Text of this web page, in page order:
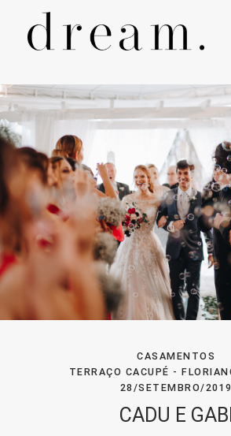
CASAMENTOS
TERRAÇO CACUPÉ -
28/SETEMBRO/2019
CADU E GABI